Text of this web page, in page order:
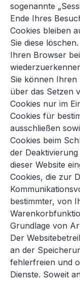
sogenannte
Ende Ihres
Cookies bleiben
Sie diese
Ihren Browser
Sie können Ihren
über das Setzen
Cookies nur im
Cookies für
ausschließen
Cookies beim
der
dieser Website
Cookies, die zur
bestimmter, von
Grundlage von
Der
an der
fehlerfreien und
Dienste. Soweit